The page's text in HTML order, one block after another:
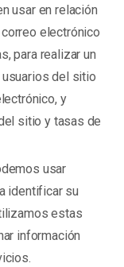
usar en relación
electrónico
para realizar un
del sitio
y
sitio y tasas de
usar
identificar su
estas
información